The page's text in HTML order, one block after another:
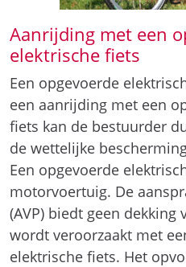
Aanrijding met een
elektrische fiets
Een opgevoerde
een aanrijding met een
fiets kan de bestuurder
de wettelijke
Een opgevoerde
motorvoertuig. De
(AVP) biedt geen dekking
wordt veroorzaakt met
elektrische fiets. Het